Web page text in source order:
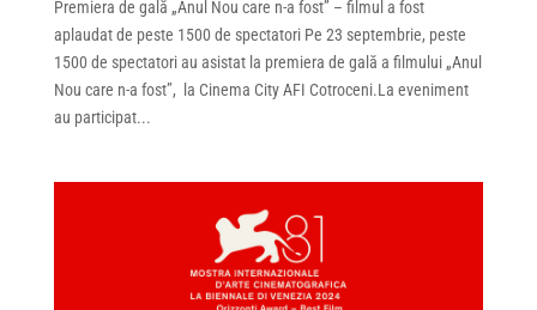
Premiera de gală „Anul Nou care n-a fost” – filmul a fost
aplaudat de peste 1500 de spectatori Pe 23 septembrie, peste
1500 de spectatori au asistat la premiera de gală a filmului „Anul
Nou care n-a fost”, la Cinema City AFI Cotroceni.La eveniment
au participat...